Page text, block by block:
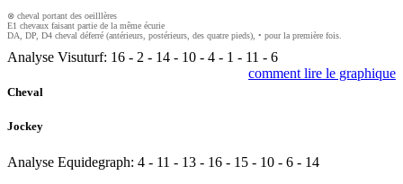
⊗ cheval portant des oeilllères
E1 chevaux faisant partie de la même écurie
DA, DP, D4 cheval déferré (antérieurs, postérieurs, des quatre pieds), • pour la première fois.
Analyse Visuturf: 16 - 2 - 14 - 10 - 4 - 1 - 11 - 6
comment lire le graphique
Cheval
Jockey
Analyse Equidegraph: 4 - 11 - 13 - 16 - 15 - 10 - 6 - 14